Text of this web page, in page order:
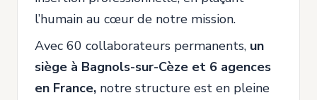
l’humain au cœur de notre mission.
Avec 60 collaborateurs permanents, un
siège à Bagnols-sur-Cèze et 6 agences
en France, notre structure est en pleine